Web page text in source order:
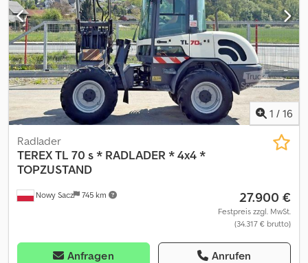
661,92 ¤ Restwert: 8.180,00 ¤ Wenn das Angebot Ihnen
zusagt oder dieses nach Ihren Bedürfnissen anpassen wollen,
kontaktieren Sie uns unter Hr. Enchev). Wir freuen uns auf Ihren
Anruf Irrtümer vorbehalten Gerne nehmen wir Ihr
gebrauchtes Fahrzeug in Zahlung. Finanzierung direkt bei uns im
Hause möglich. GOLEC NUTZFAHRZEUGE GMBH Wir sprechen:
Deutsch, English, Spanish, Polnisch, Ukrainisch, Russisch,
Bulgarisch. ----.
1 / 16
Nowy Sacz 745 km
Radlader
TEREXTL 70 s * RADLADER * 4x4 *
TOPZUSTAND
27.900 €
Festpreis zzgl. MwSt.
(34.317 € brutto)
Anfragen Anrufen